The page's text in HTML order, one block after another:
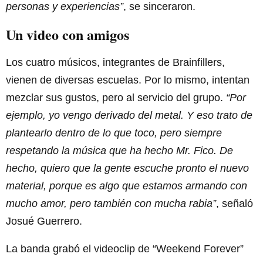
personas y experiencias”, se sinceraron.
Un video con amigos
Los cuatro músicos, integrantes de Brainfillers,
vienen de diversas escuelas. Por lo mismo, intentan
mezclar sus gustos, pero al servicio del grupo. “Por
ejemplo, yo vengo derivado del metal. Y eso trato de
plantearlo dentro de lo que toco, pero siempre
respetando la música que ha hecho Mr. Fico. De
hecho, quiero que la gente escuche pronto el nuevo
material, porque es algo que estamos armando con
mucho amor, pero también con mucha rabia”, señaló
Josué Guerrero.
La banda grabó el videoclip de “Weekend Forever”